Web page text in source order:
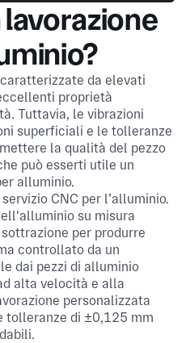
da elevati
proprietà
Tuttavia, le vibrazioni
superficiali e le tolleranze
la qualità del pezzo
può esserti utile un
alluminio.
CNC per l’alluminio.
su misura
per produrre
controllato da un
dai pezzi di alluminio
alta velocità e alla
personalizzata
tolleranze di ±0,125 mm